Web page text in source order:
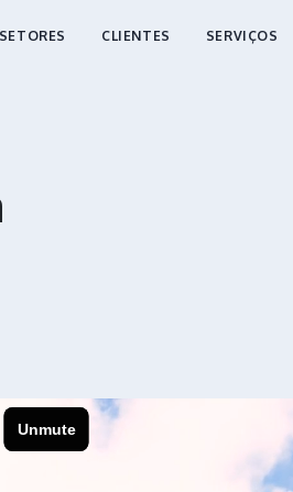
SETORES CLIENTES SERVIÇOS